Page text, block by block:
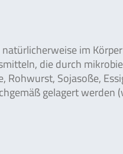
im
die durch
Rohwurst, Sojasoße,
gelagert werden